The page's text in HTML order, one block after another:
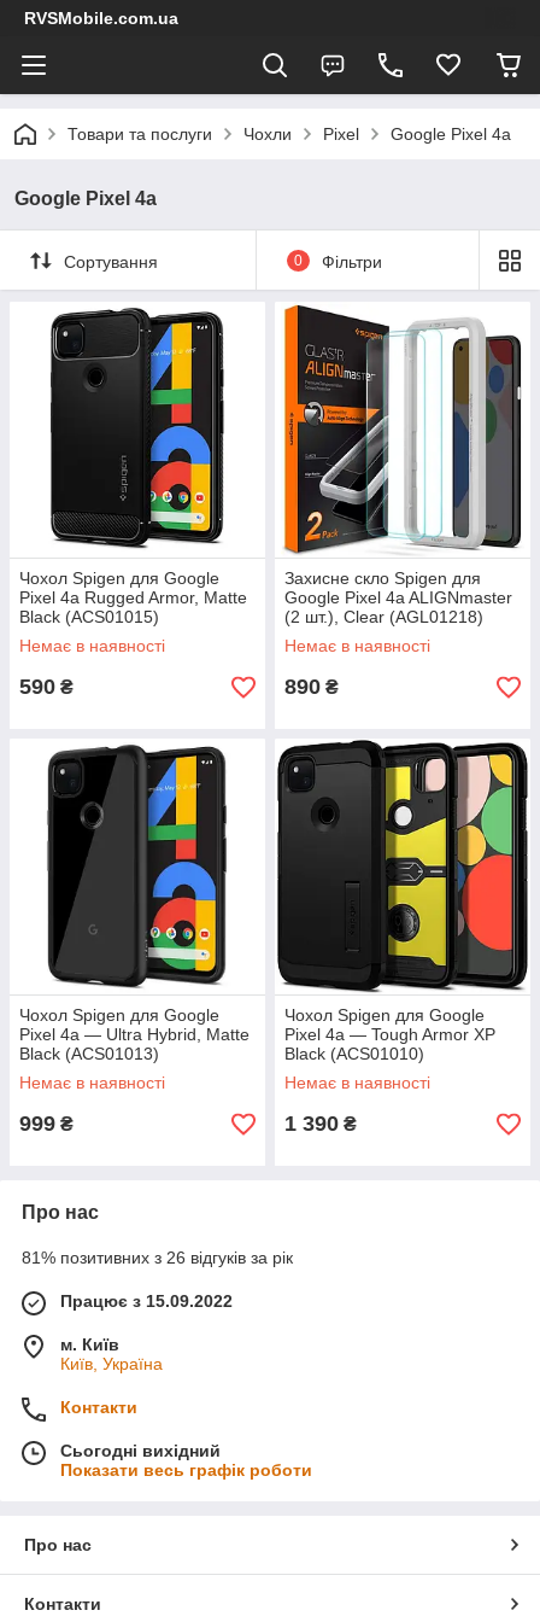
RVSMobile.com.ua
Товари та послуги Чохли Pixel Google Pixel 4a
Google Pixel 4a
Сортування 0 Фільтри
Чохол Spigen для Google
Pixel 4a Rugged Armor, Matte
Black (ACS01015)
Немає в наявності
590 ₴
Захисне скло Spigen для
Google Pixel 4a ALIGNmaster
(2 шт.), Clear (AGL01218)
Немає в наявності
890 ₴
Чохол Spigen для Google
Pixel 4a — Ultra Hybrid, Matte
Black (ACS01013)
Немає в наявності
999 ₴
Чохол Spigen для Google
Pixel 4a — Tough Armor XP
Black (ACS01010)
Немає в наявності
1 390 ₴
Про нас
81% позитивних з 26 відгуків за рік
Працює з 15.09.2022
м. Київ
Київ, Україна
Контакти
Сьогодні вихідний
Показати весь графік роботи
Про нас
Контакти